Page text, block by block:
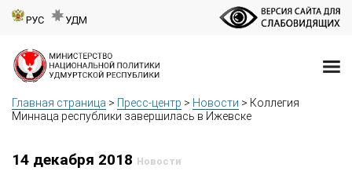
РУС УДМ
Главная страница > Пресс-центр > Новости > Коллегия
Миннаца республики завершилась в Ижевске
14 декабря 2018 Новости